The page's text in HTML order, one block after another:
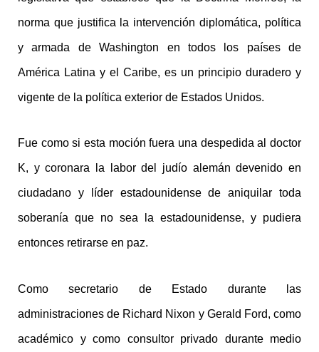
norma que justifica la intervención diplomática, política
y armada de Washington en todos los países de
América Latina y el Caribe, es un principio duradero y
vigente de la política exterior de Estados Unidos.
Fue como si esta moción fuera una despedida al doctor
K, y coronara la labor del judío alemán devenido en
ciudadano y líder estadounidense de aniquilar toda
soberanía que no sea la estadounidense, y pudiera
entonces retirarse en paz.
Como secretario de Estado durante las
administraciones de Richard Nixon y Gerald Ford, como
académico y como consultor privado durante medio